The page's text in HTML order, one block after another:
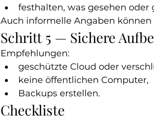
festhalten, was gesehen oder
Auch informelle Angaben können
Schritt 5 — Sichere
Empfehlungen:
geschützte Cloud oder
keine öffentlichen Computer,
Backups erstellen.
Checkliste